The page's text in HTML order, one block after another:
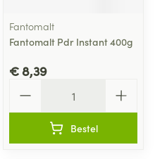
Fantomalt
Fantomalt Pdr Instant 400g
€ 8,39
Bestel